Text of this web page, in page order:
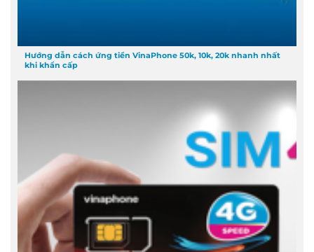
Hướng dẫn cách ứng tiền VinaPhone 50k, 10k, 20k nhanh nhất
khi khẩn cấp